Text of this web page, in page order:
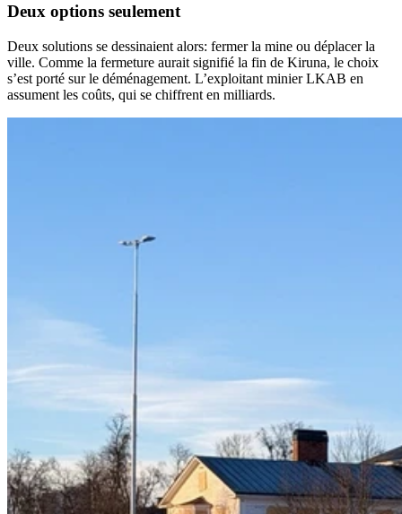
Deux options seulement
Deux solutions se dessinaient alors: fermer la mine ou déplacer la
ville. Comme la fermeture aurait signifié la fin de Kiruna, le choix
s’est porté sur le déménagement. L’exploitant minier LKAB en
assument les coûts, qui se chiffrent en milliards.